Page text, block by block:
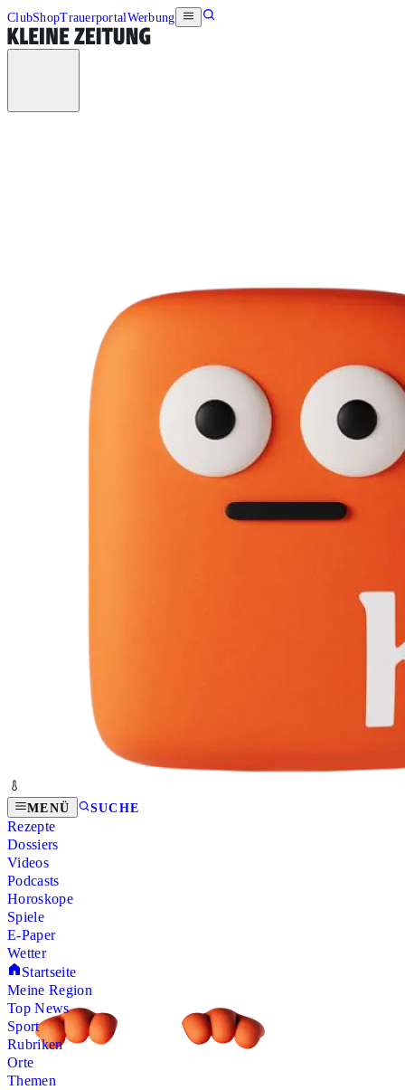
ClubShopTrauerportalWerbung
MENÜ SUCHE
Rezepte
Dossiers
Videos
Podcasts
Horoskope
Spiele
E-Paper
Wetter
Startseite
Meine Region
Top News
Sport
Rubriken
Orte
Themen